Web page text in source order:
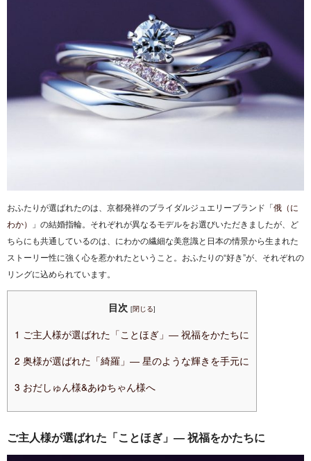
おふたりが選ばれたのは、京都発祥のブライダルジュエリーブランド「俄（に
わか）
」の結婚指輪。それぞれが異なるモデルをお選びいただきましたが、ど
ちらにも共通しているのは、にわかの繊細な美意識と日本の情景から生まれた
ストーリー性に強く心を惹かれたということ。おふたりの“好き”が、それぞれの
リングに込められています。
目次 [閉じる]
1 ご主人様が選ばれた「ことほぎ」― 祝福をかたちに
2 奥様が選ばれた「綺羅」― 星のような輝きを手元に
3 おだしゅん様&あゆちゃん様へ
ご主人様が選ばれた「ことほぎ」― 祝福をかたちに